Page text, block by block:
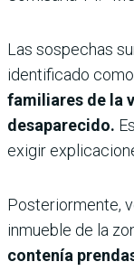
Las sospechas
identificado como
familiares de la
desaparecido.
exigir
Posteriormente,
inmueble de la
contenía